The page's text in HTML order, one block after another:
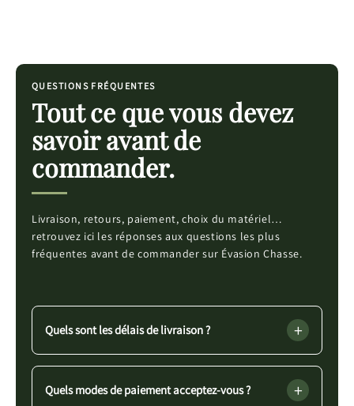
QUESTIONS FRÉQUENTES
Tout ce que vous devez
savoir avant de
commander.
Livraison, retours, paiement, choix du matériel…
retrouvez ici les réponses aux questions les plus
fréquentes avant de commander sur Évasion Chasse.
Quels sont les délais de livraison ? +
Quels modes de paiement acceptez-vous ? +